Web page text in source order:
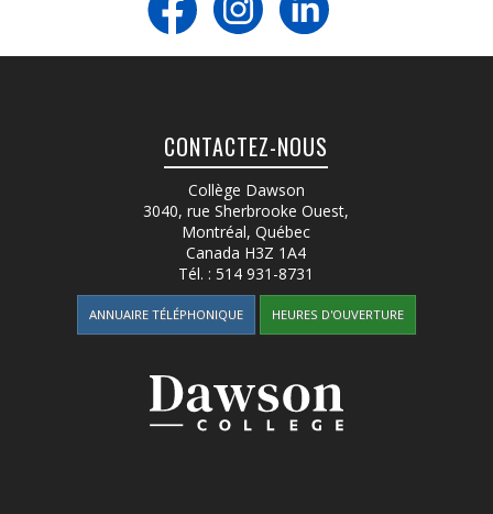
CONTACTEZ-NOUS
Collège Dawson
3040, rue Sherbrooke Ouest,
Montréal, Québec
Canada H3Z 1A4
Tél. :514 931-8731
ANNUAIRE TÉLÉPHONIQUE HEURES D'OUVERTURE